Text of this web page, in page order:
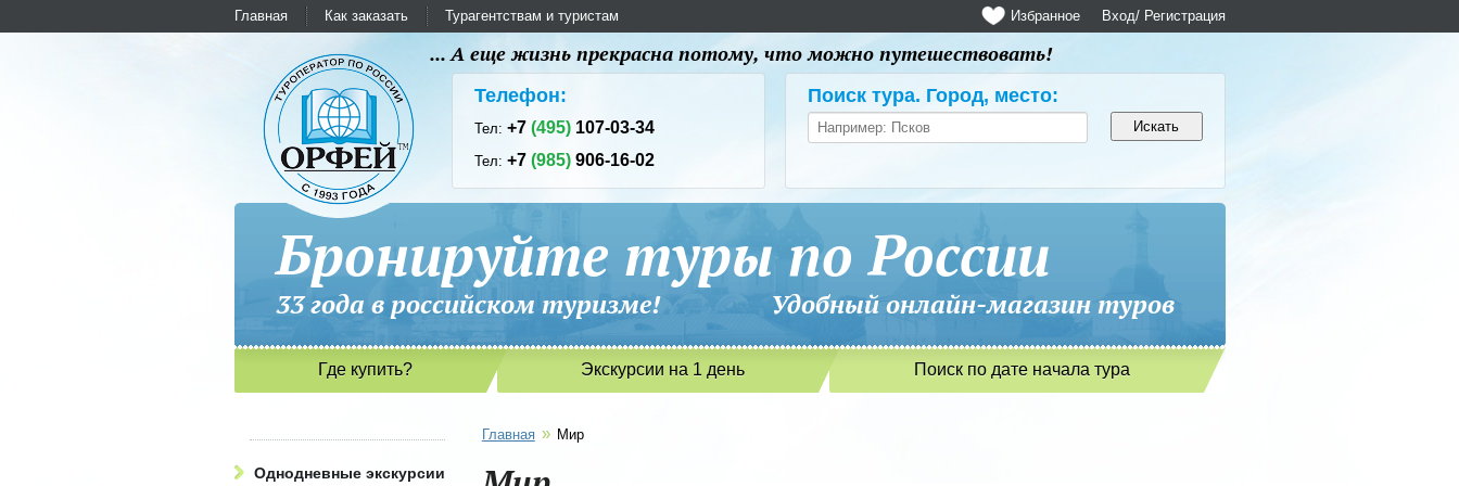
Главная Как заказать Турагентствам и туристам Вход/ Регистрация
Избранное
... А еще жизнь прекрасна потому, что можно путешествовать!
Телефон:
Тел:+7(495) 107-03-34
Тел:+7(985) 906-16-02
Поиск тура. Город, место:
Бронируйте туры по России
33 года в российском туризме! Удобный онлайн-магазин туров
Где купить? Экскурсии на 1 день Поиск по дате начала тура
Однодневные экскурсии
Главная » Мир